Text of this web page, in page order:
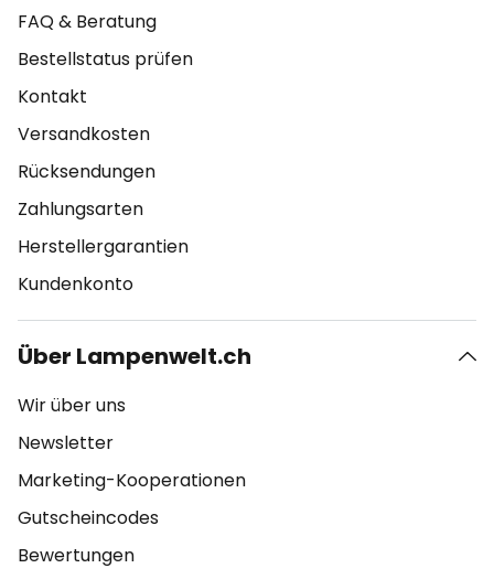
FAQ & Beratung
Bestellstatus prüfen
Kontakt
Versandkosten
Rücksendungen
Zahlungsarten
Herstellergarantien
Kundenkonto
Über Lampenwelt.ch
Wir über uns
Newsletter
Marketing-Kooperationen
Gutscheincodes
Bewertungen